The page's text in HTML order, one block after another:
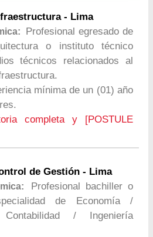
- Lima
Profesional egresado de
o instituto técnico
técnicos relacionados al
mínima de un (01) año
completa y [POSTULE
de Gestión - Lima
Profesional bachiller o
de Economía /
/ Ingeniería